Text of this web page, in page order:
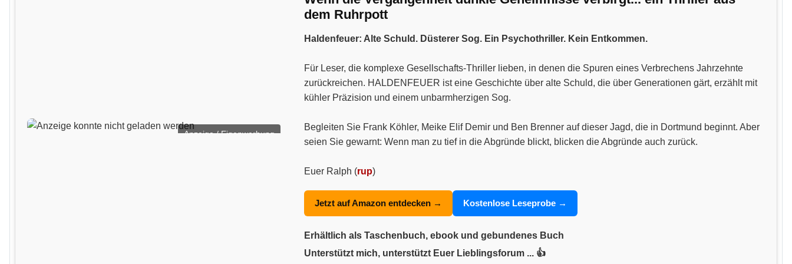
Anzeige / Eigenwerbung
dem Ruhrpott
Haldenfeuer: Alte Schuld. Düsterer Sog. Ein Psychothriller. Kein Entkommen.
Für Leser, die komplexe Gesellschafts-Thriller lieben, in denen die Spuren eines Verbrechens Jahrzehnte
zurückreichen. HALDENFEUER ist eine Geschichte über alte Schuld, die über Generationen gärt, erzählt mit
kühler Präzision und einem unbarmherzigen Sog.
Begleiten Sie Frank Köhler, Meike Elif Demir und Ben Brenner auf dieser Jagd, die in Dortmund beginnt. Aber
seien Sie gewarnt: Wenn man zu tief in die Abgründe blickt, blicken die Abgründe auch zurück.
Euer Ralph (rup)
Jetzt auf Amazon entdecken → Kostenlose Leseprobe →
Erhältlich als Taschenbuch, ebook und gebundenes Buch
Unterstützt mich, unterstützt Euer Lieblingsforum ... 👍